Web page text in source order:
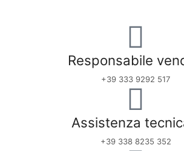
Responsabile
+39 333 9292 517
Assistenza
+39 338 8235 352